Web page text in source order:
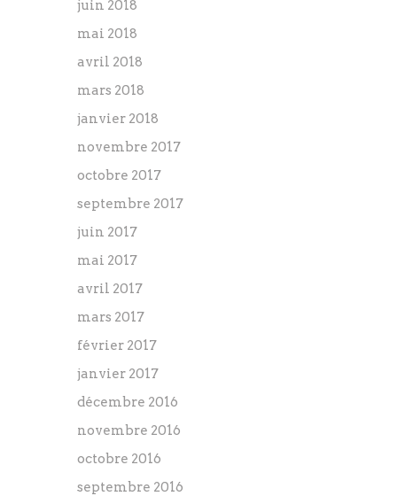
juin 2018
mai 2018
avril 2018
mars 2018
janvier 2018
novembre 2017
octobre 2017
septembre 2017
juin 2017
mai 2017
avril 2017
mars 2017
février 2017
janvier 2017
décembre 2016
novembre 2016
octobre 2016
septembre 2016